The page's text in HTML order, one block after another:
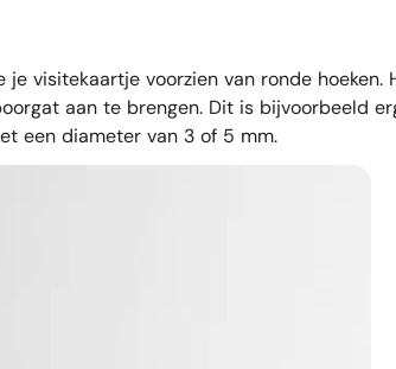
visitekaartje voorzien van ronde
aan te brengen. Dit is bijvoorbeeld
een diameter van 3 of 5 mm.